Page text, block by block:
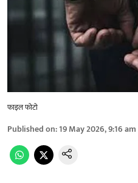
फाइल फोटो
Published on:19 May 2026, 9:16 am